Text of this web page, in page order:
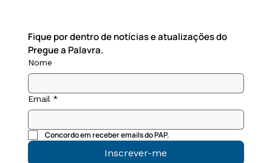
Fique por dentro de notícias e atualizações do
Pregue a Palavra.
Nome
Email *
Concordo em receber emails do PAP.
Inscrever-me